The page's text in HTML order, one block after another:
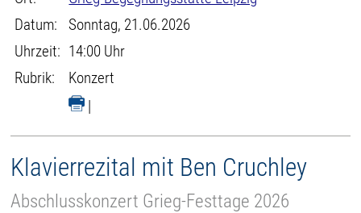
Datum:
Sonntag, 21.06.2026
Uhrzeit: 14:00 Uhr
Rubrik:
Konzert
|
Klavierrezital mit Ben Cruchley
Abschlusskonzert Grieg-Festtage 2026